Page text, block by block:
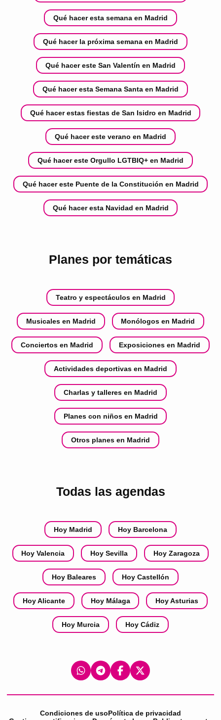
Qué hacer esta semana en Madrid
Qué hacer la próxima semana en Madrid
Qué hacer este San Valentín en Madrid
Qué hacer esta Semana Santa en Madrid
Qué hacer estas fiestas de San Isidro en Madrid
Qué hacer este verano en Madrid
Qué hacer este Orgullo LGTBIQ+ en Madrid
Qué hacer este Puente de la Constitución en Madrid
Qué hacer esta Navidad en Madrid
Planes por temáticas
Teatro y espectáculos en Madrid
Musicales en Madrid Monólogos en Madrid
Conciertos en Madrid Exposiciones en Madrid
Actividades deportivas en Madrid
Charlas y talleres en Madrid
Planes con niños en Madrid
Otros planes en Madrid
Todas las agendas
Hoy Madrid Hoy Barcelona
Hoy Valencia Hoy Sevilla Hoy Zaragoza
Hoy Baleares Hoy Castellón
Hoy Alicante Hoy Málaga Hoy Asturias
Hoy Murcia Hoy Cádiz
Condiciones de usoPolítica de privacidad